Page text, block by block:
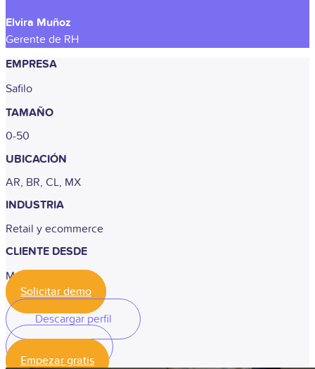
Elvira Muñoz
Gerente de RH
EMPRESA
Safilo
TAMAÑO
0-50
UBICACIÓN
AR, BR, CL, MX
INDUSTRIA
Retail y ecommerce
CLIENTE DESDE
Mayo, 2025
Solicitar demo
Descargar perfil
Empezar gratis